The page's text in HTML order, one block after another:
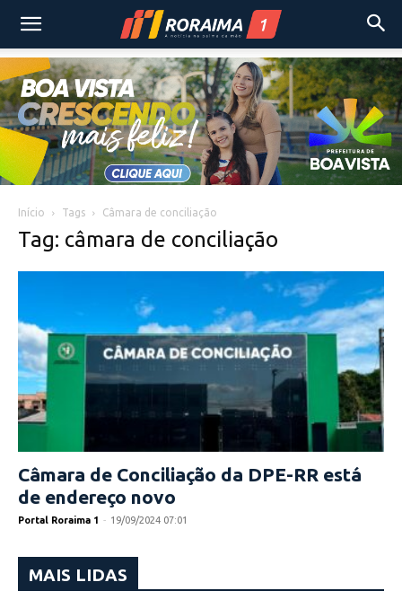
Início Tags Câmara de conciliação
Tag: câmara de conciliação
Câmara de Conciliação da DPE-RR está
de endereço novo
Portal Roraima 1 - 19/09/2024 07:01
MAIS LIDAS